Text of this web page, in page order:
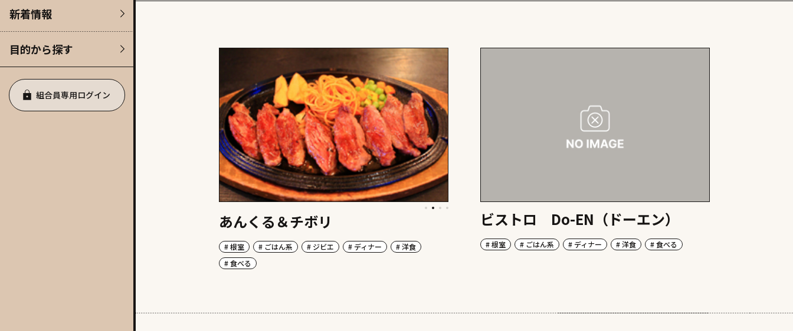
新着情報
目的から探す
組合員専用ログイン
あんくる＆チボリ
# 根室 # ごはん系 # ジビエ # ディナー
# 洋食
# 食べる
ビストロ Do-EN（ドーエン）
# 根室 # ごはん系 # ディナー # 洋食 # 食べる